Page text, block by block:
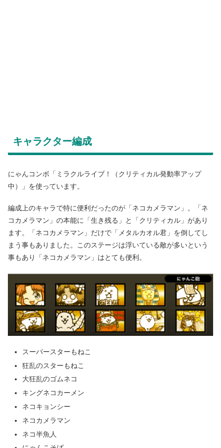
キャラクター編成
にゃんコンボ「ミラクルライブ！（クリティカル発動率アップ
中）」を使っています。
編成上のキャラで特に便利だったのが「ネコカメラマン」。「ネ
コカメラマン」の本能に「生き残る」と「クリティカル」があり
ます。「ネコカメラマン」だけで「メタルカオル君」を倒してし
まう事もありました。このステージは浮いている敵が多いという
事もあり「ネコカメラマン」はとても便利。
スーパースターもねこ
狂乱のスターもねこ
大狂乱のゴムネコ
キングネコカーメン
ネコキョンシー
ネコカメラマン
ネコ半魚人